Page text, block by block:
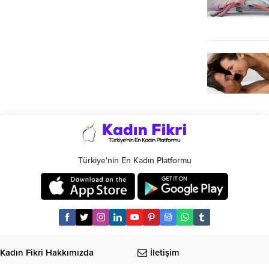
Türkiye'nin En Kadın Platformu
Kadın Fikri Hakkımızda İletişim